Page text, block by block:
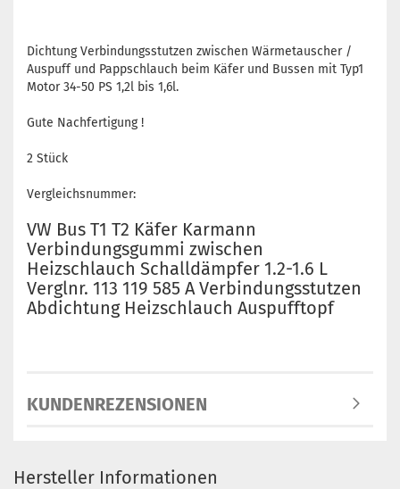
Dichtung Verbindungsstutzen zwischen Wärmetauscher /
Auspuff und Pappschlauch beim Käfer und Bussen mit Typ1
Motor 34-50 PS 1,2l bis 1,6l.
Gute Nachfertigung !
2 Stück
Vergleichsnummer:
VW Bus T1 T2 Käfer Karmann
Verbindungsgummi zwischen
Heizschlauch Schalldämpfer 1.2-1.6 L
Verglnr. 113 119 585 A Verbindungsstutzen
Abdichtung Heizschlauch Auspufftopf
KUNDENREZENSIONEN
Hersteller Informationen